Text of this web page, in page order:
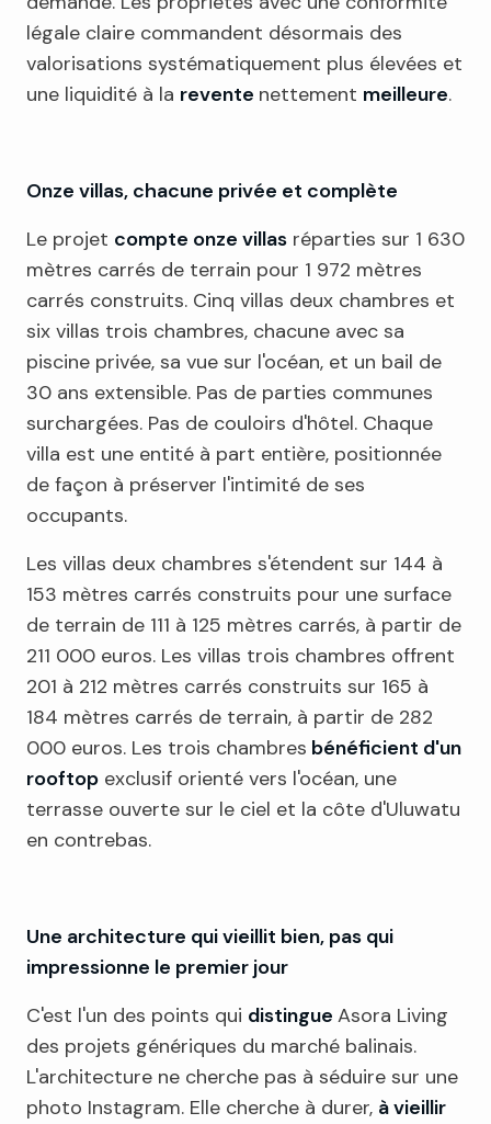
légale claire commandent désormais des
valorisations systématiquement plus élevées et
une liquidité à la revente nettement meilleure.
Onze villas, chacune privée et complète
Le projet compte onze villas réparties sur 1 630
mètres carrés de terrain pour 1 972 mètres
carrés construits. Cinq villas deux chambres et
six villas trois chambres, chacune avec sa
piscine privée, sa vue sur l'océan, et un bail de
30 ans extensible. Pas de parties communes
surchargées. Pas de couloirs d'hôtel. Chaque
villa est une entité à part entière, positionnée
de façon à préserver l'intimité de ses
occupants.
Les villas deux chambres s'étendent sur 144 à
153 mètres carrés construits pour une surface
de terrain de 111 à 125 mètres carrés, à partir de
211 000 euros. Les villas trois chambres offrent
201 à 212 mètres carrés construits sur 165 à
184 mètres carrés de terrain, à partir de 282
000 euros. Les trois chambres bénéficient d'un
rooftop exclusif orienté vers l'océan, une
terrasse ouverte sur le ciel et la côte d'Uluwatu
en contrebas.
Une architecture qui vieillit bien, pas qui
impressionne le premier jour
C'est l'un des points qui distingue Asora Living
des projets génériques du marché balinais.
L'architecture ne cherche pas à séduire sur une
photo Instagram. Elle cherche à durer, à vieillir